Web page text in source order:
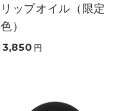
リップオイル（限定
色）
3,850 円